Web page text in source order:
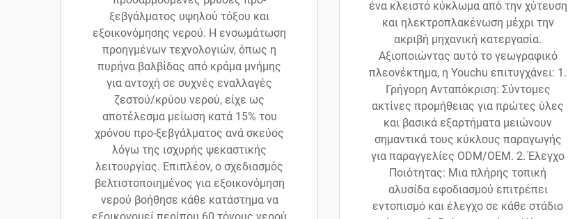
ξεβγάλματος υψηλού τόξου και
εξοικονόμησης νερού. Η ενσωμάτωση
προηγμένων τεχνολογιών, όπως η
πυρήνα βαλβίδας από κράμα μνήμης
για αντοχή σε συχνές εναλλαγές
ζεστού/κρύου νερού, είχε ως
αποτέλεσμα μείωση κατά 15% του
χρόνου προ-ξεβγάλματος ανά σκεύος
λόγω της ισχυρής ψεκαστικής
λειτουργίας. Επιπλέον, ο σχεδιασμός
βελτιστοποιημένος για εξοικονόμηση
νερού βοήθησε κάθε κατάστημα να
ένα κλειστό κύκλωμα από την χύτευση
και ηλεκτροπλακένωση μέχρι την
ακριβή μηχανική κατεργασία.
Αξιοποιώντας αυτό το γεωγραφικό
πλεονέκτημα, η Youchu επιτυγχάνει: 1.
Γρήγορη Ανταπόκριση: Σύντομες
ακτίνες προμήθειας για πρώτες ύλες
και βασικά εξαρτήματα μειώνουν
σημαντικά τους κύκλους παραγωγής
για παραγγελίες ODM/OEM. 2. Έλεγχο
Ποιότητας: Μια πλήρης τοπική
αλυσίδα εφοδιασμού επιτρέπει
εντοπισμό και έλεγχο σε κάθε στάδιο